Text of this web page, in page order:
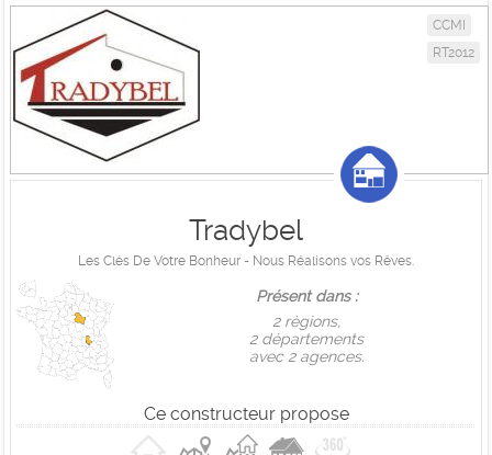
CCMI
RT2012
Tradybel
Les Clés De Votre Bonheur - Nous Réalisons vos Rêves.
Présent dans :
2 règions,
2 départements
avec 2 agences.
Ce constructeur propose